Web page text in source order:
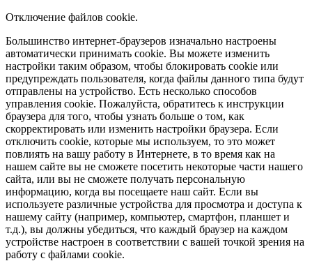
Отключение файлов cookie.
Большинство интернет-браузеров изначально настроены
автоматически принимать cookie. Вы можете изменить
настройки таким образом, чтобы блокировать cookie или
предупреждать пользователя, когда файлы данного типа будут
отправлены на устройство. Есть несколько способов
управления cookie. Пожалуйста, обратитесь к инструкции
браузера для того, чтобы узнать больше о том, как
скорректировать или изменить настройки браузера. Если
отключить cookie, которые мы используем, то это может
повлиять на вашу работу в Интернете, в то время как на
нашем сайте вы не сможете посетить некоторые части нашего
сайта, или вы не сможете получать персональную
информацию, когда вы посещаете наш сайт. Если вы
используете различные устройства для просмотра и доступа к
нашему сайту (например, компьютер, смартфон, планшет и
т.д.), вы должны убедиться, что каждый браузер на каждом
устройстве настроен в соответствии с вашей точкой зрения на
работу с файлами cookie.